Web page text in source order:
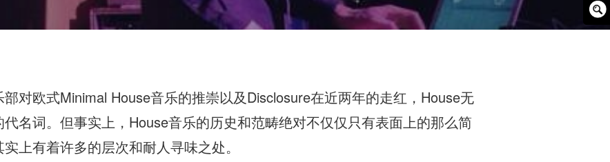
对欧式Minimal House音乐的推崇以及Disclosure在近两年的走红，House无
名词。但事实上，House音乐的历史和范畴绝对不仅仅只有表面上的那么简
上有着许多的层次和耐人寻味之处。